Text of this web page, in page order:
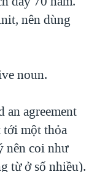
nên dùng
noun.
an agreement
tới một thỏa
nên coi như
từ ở số nhiều).